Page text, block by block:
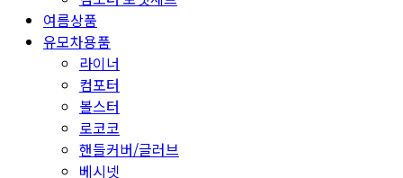
여름상품
유모차용품
라이너
컴포터
볼스터
로코코
핸들커버/글러브
베시넷